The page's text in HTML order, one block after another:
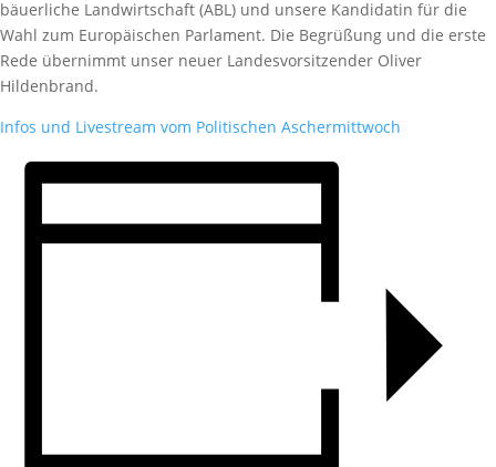
bäuerliche Landwirtschaft (ABL) und unsere Kandidatin für die
Wahl zum Europäischen Parlament. Die Begrüßung und die erste
Rede übernimmt unser neuer Landesvorsitzender Oliver
Hildenbrand.
Infos und Livestream vom Politischen Aschermittwoch